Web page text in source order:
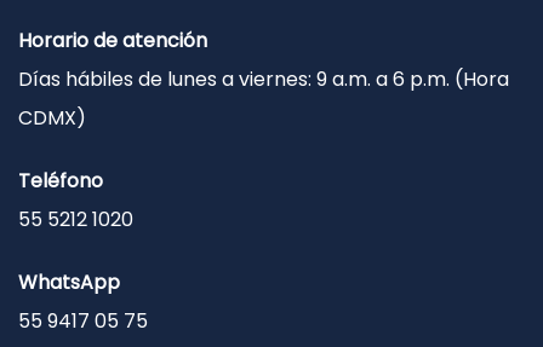
Horario de atención
Días hábiles de lunes a viernes: 9 a.m. a 6 p.m. (Hora
CDMX)
Teléfono
55 5212 1020
WhatsApp
55 9417 05 75